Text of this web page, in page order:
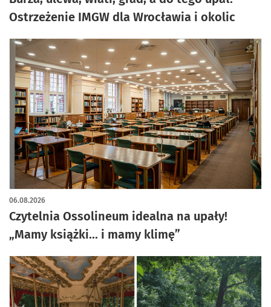
Ostrzeżenie IMGW dla Wrocławia i okolic
Czytelnia Ossolineum idealna na upały!
„Mamy książki... i mamy klimę”
06.08.2026